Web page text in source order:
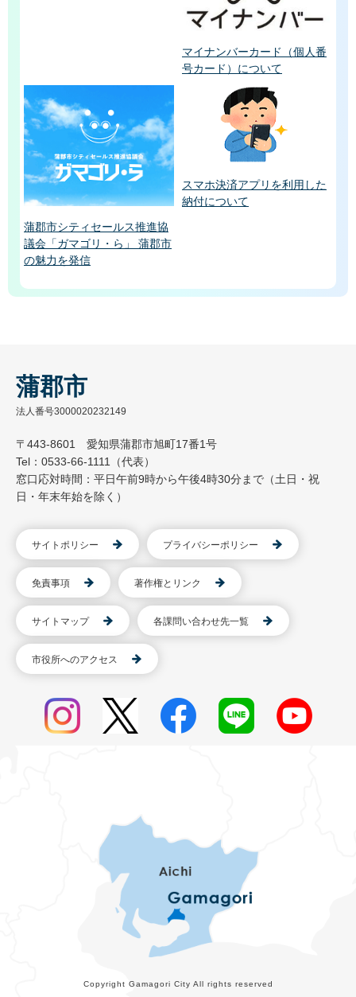
マイナンバーカード（個人番
号カード）について
蒲郡市シティセールス推進協
議会「ガマゴリ・ら」 蒲郡市
の魅力を発信
スマホ決済アプリを利用した
納付について
蒲郡市
法人番号3000020232149
〒443-8601 愛知県蒲郡市旭町17番1号
Tel：0533-66-1111（代表）
窓口応対時間：平日午前9時から午後4時30分まで（土日・祝
日・年末年始を除く）
サイトポリシー プライバシーポリシー
免責事項 著作権とリンク
サイトマップ 各課問い合わせ先一覧
市役所へのアクセス
Copyright Gamagori City All rights reserved